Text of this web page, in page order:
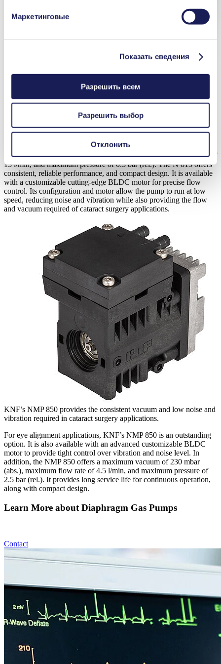
о защите данных
Маркетинговые
Показать сведения
Разрешить всем
Разрешить выбор
Отклонить
cataract surgery applications. It offers consistent operation and is
available with a customizable BLDC motor for precise control.
KNF Offers Versatile Portfolio of
Diaphragm Pumps for Cataract Surgery
applications. For debris removal, the N 813 is a strong choice. It
offers a maximum vacuum of 0.5 mbar (abs.), maximum flow rate of
13 l/min, and maximum pressure of 0.3 bar (rel.). The N 813 offers
consistent, reliable performance, and compact design. It is available
with a customizable cutting-edge BLDC motor for precise flow
control. Its configuration and motor allow the pump to run at low
speed, reducing noise and vibration while also providing the flow
and vacuum required of cataract surgery applications.
KNF’s NMP 850 provides the consistent vacuum and low noise and
vibration required in cataract surgery applications.
For eye alignment applications, KNF’s NMP 850 is an outstanding
option. It is also available with an advanced customizable BLDC
motor to provide tight control over vibration and noise level. In
addition, the NMP 850 offers a maximum vacuum of 230 mbar
(abs.), maximum flow rate of 4.5 l/min, and maximum pressure of
2.5 bar (rel.). It provides long service life for continuous operation,
along with compact design.
Learn More about Diaphragm Gas Pumps
Contact